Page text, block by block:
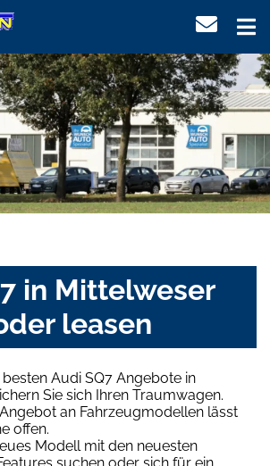
in Mittelweser
leasen
Audi SQ7 Angebote in
Sie sich Ihren Traumwagen.
an Fahrzeugmodellen lässt
offen.
Modell mit den neuesten